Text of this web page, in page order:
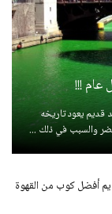
عام !!!
قديم يعود تاريخه
والسبب في ذلك ...
أفضل كوب من القهوة